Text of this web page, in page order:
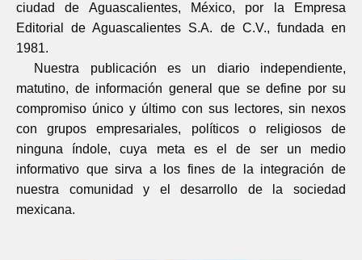
ciudad de Aguascalientes, México, por la Empresa
Editorial de Aguascalientes S.A. de C.V., fundada en
1981.
Nuestra publicación es un diario independiente,
matutino, de información general que se define por su
compromiso único y último con sus lectores, sin nexos
con grupos empresariales, políticos o religiosos de
ninguna índole, cuya meta es el de ser un medio
informativo que sirva a los fines de la integración de
nuestra comunidad y el desarrollo de la sociedad
mexicana.